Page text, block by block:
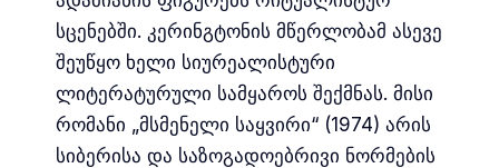
სცენებში. კერინგტონის მწერლობამ ასევე
შეუწყო ხელი სიურეალისტური
ლიტერატურული სამყაროს შექმნას. მისი
რომანი „მსმენელი საყვირი“ (1974) არის
სიბერისა და საზოგადოებრივი ნორმების